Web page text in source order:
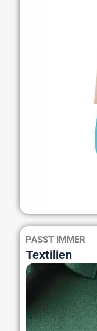
PASST IMMER
Textilien